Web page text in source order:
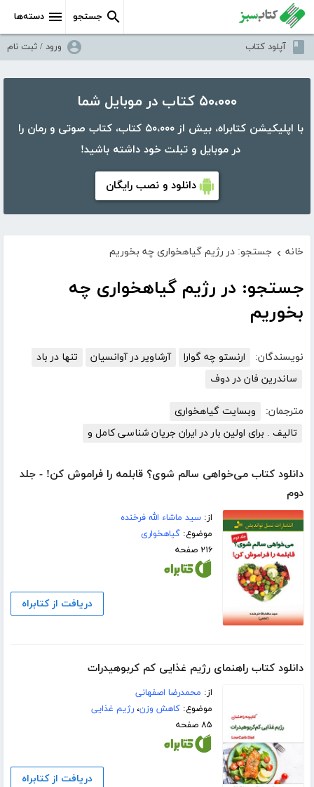
دسته‌ها جستجو
آپلود کتاب ورود / ثبت نام
۵۰،۰۰۰ کتاب در موبایل شما
با اپلیکیشن کتابراه، بیش از ۵۰،۰۰۰ کتاب، کتاب صوتی و رمان را
در موبایل و تبلت خود داشته باشید!
دانلود و نصب رایگان
خانه › جستجو: در رژیم گیاهخواری چه بخوریم
جستجو: در رژیم گیاهخواری چه
بخوریم
نویسندگان: ارنستو چه گوارا آرشاویر در آوانسیان
تنها در باد
ساندرین فان در دوف
مترجمان:
وبسایت گیاهخواری
تالیف . برای اولین بار در ایران جریان شناسی کامل و
دانلود کتاب می‌خواهی سالم شوی؟ قابلمه را فراموش کن! - جلد
دوم
از:سید ماشاء الله فرخنده
موضوع:گیاهخواری
۲۱۶ صفحه
دریافت از کتابراه
دانلود کتاب راهنمای رژیم غذایی کم کربوهیدرات
از: محمدرضا اصفهانی
موضوع:کاهش وزن،رژیم غذایی
۸۵ صفحه
دریافت از کتابراه